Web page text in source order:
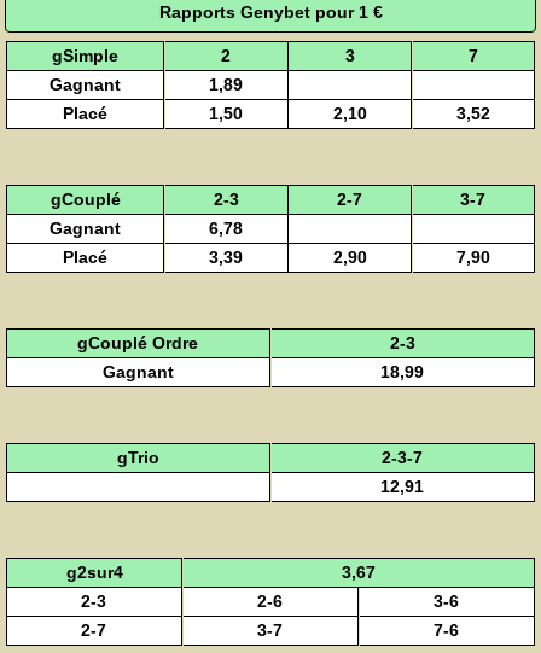
Rapports Genybet pour 1 €
gSimple 2 3
7
Gagnant
1,89
Placé
1,50 2,10 3,52
gCouplé 2-3 2-7
3-7
Gagnant
6,78
Placé
3,39 2,90 7,90
gCouplé Ordre
2-3
Gagnant
18,99
gTrio
2-3-7
12,91
g2sur4
3,67
2-3
2-6
3-6
2-7
3-7 7-6